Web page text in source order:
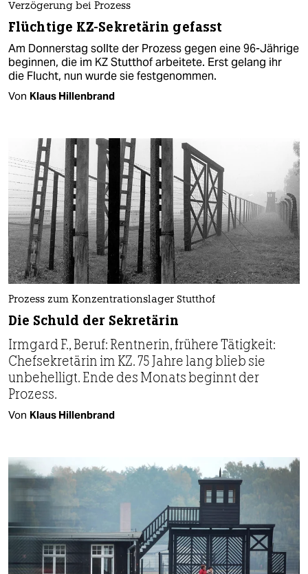
Verzögerung bei Prozess
Flüchtige KZ-Sekretärin gefasst
Am Donnerstag sollte der Prozess gegen eine 96-Jährige
beginnen, die im KZ Stutthof arbeitete. Erst gelang ihr
die Flucht, nun wurde sie festgenommen.
Von Klaus Hillenbrand
Prozess zum Konzentrationslager Stutthof
Die Schuld der Sekretärin
Irmgard F., Beruf: Rentnerin, frühere Tätigkeit:
Chefsekretärin im KZ. 75 Jahre lang blieb sie
unbehelligt. Ende des Monats beginnt der
Prozess.
Von Klaus Hillenbrand